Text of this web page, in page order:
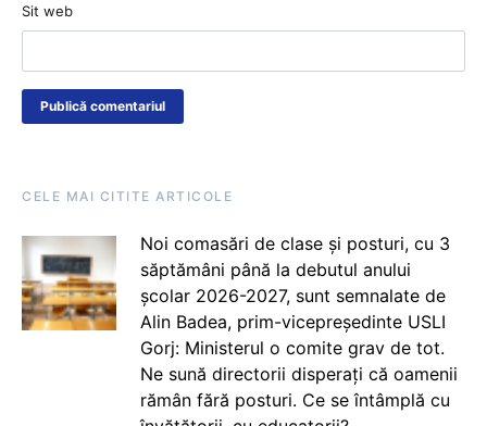
Sit web
CELE MAI CITITE ARTICOLE
Noi comasări de clase și posturi, cu 3
săptămâni până la debutul anului
școlar 2026-2027, sunt semnalate de
Alin Badea, prim-vicepreședinte USLI
Gorj: Ministerul o comite grav de tot.
Ne sună directorii disperați că oamenii
rămân fără posturi. Ce se întâmplă cu